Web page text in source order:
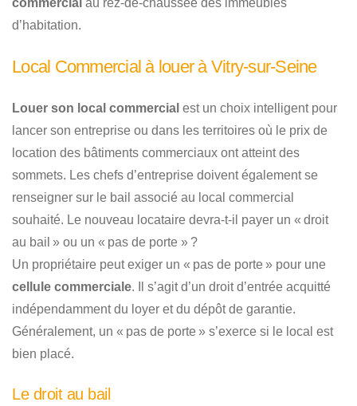
d’habitation.
Local Commercial à louer à Vitry-sur-Seine
Louer son local commercial est un choix intelligent pour
lancer son entreprise ou dans les territoires où le prix de
location des bâtiments commerciaux ont atteint des
sommets. Les chefs d’entreprise doivent également se
renseigner sur le bail associé au local commercial
souhaité. Le nouveau locataire devra-t-il payer un « droit
au bail » ou un « pas de porte » ?
Un propriétaire peut exiger un « pas de porte » pour une
cellule commerciale. Il s’agit d’un droit d’entrée acquitté
indépendamment du loyer et du dépôt de garantie.
Généralement, un « pas de porte » s’exerce si le local est
bien placé.
Le droit au bail